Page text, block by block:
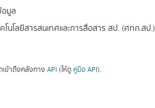
มูล
นโลยีสารสนเทศและการสื่อสาร สป. (ศทก.สป.)
ข้าถึงคลังทาง API (ให้ดู คู่มือ API).